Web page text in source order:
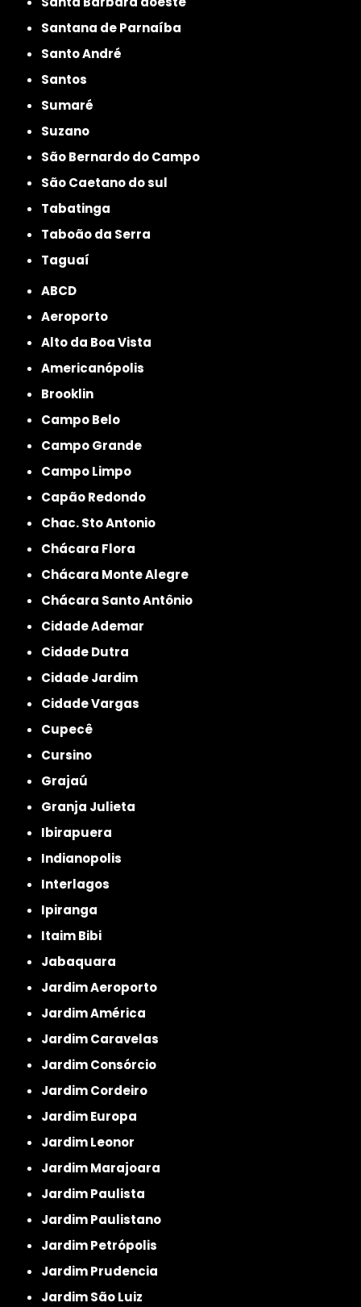
Santana de Parnaíba
Santo André
Santos
Sumaré
Suzano
São Bernardo do Campo
São Caetano do sul
Tabatinga
Taboão da Serra
Taguaí
ABCD
Aeroporto
Alto da Boa Vista
Americanópolis
Brooklin
Campo Belo
Campo Grande
Campo Limpo
Capão Redondo
Chac. Sto Antonio
Chácara Flora
Chácara Monte Alegre
Chácara Santo Antônio
Cidade Ademar
Cidade Dutra
Cidade Jardim
Cidade Vargas
Cupecê
Cursino
Grajaú
Granja Julieta
Ibirapuera
Indianopolis
Interlagos
Ipiranga
Itaim Bibi
Jabaquara
Jardim Aeroporto
Jardim América
Jardim Caravelas
Jardim Consórcio
Jardim Cordeiro
Jardim Europa
Jardim Leonor
Jardim Marajoara
Jardim Paulista
Jardim Paulistano
Jardim Petrópolis
Jardim Prudencia
Jardim São Luiz